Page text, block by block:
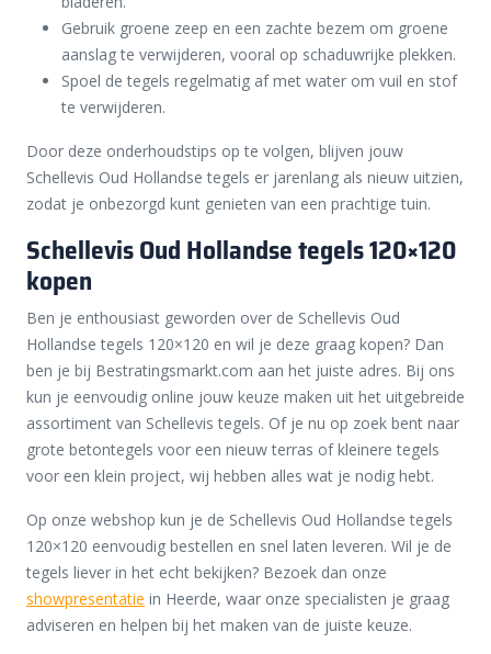
Gebruik groene zeep en een zachte bezem om groene
aanslag te verwijderen, vooral op schaduwrijke plekken.
Spoel de tegels regelmatig af met water om vuil en stof
te verwijderen.
Door deze onderhoudstips op te volgen, blijven jouw
Schellevis Oud Hollandse tegels er jarenlang als nieuw uitzien,
zodat je onbezorgd kunt genieten van een prachtige tuin.
Schellevis Oud Hollandse tegels 120×120
kopen
Ben je enthousiast geworden over de Schellevis Oud
Hollandse tegels 120×120 en wil je deze graag kopen? Dan
ben je bij Bestratingsmarkt.com aan het juiste adres. Bij ons
kun je eenvoudig online jouw keuze maken uit het uitgebreide
assortiment van Schellevis tegels. Of je nu op zoek bent naar
grote betontegels voor een nieuw terras of kleinere tegels
voor een klein project, wij hebben alles wat je nodig hebt.
Op onze webshop kun je de Schellevis Oud Hollandse tegels
120×120 eenvoudig bestellen en snel laten leveren. Wil je de
tegels liever in het echt bekijken? Bezoek dan onze
showpresentatie in Heerde, waar onze specialisten je graag
adviseren en helpen bij het maken van de juiste keuze.